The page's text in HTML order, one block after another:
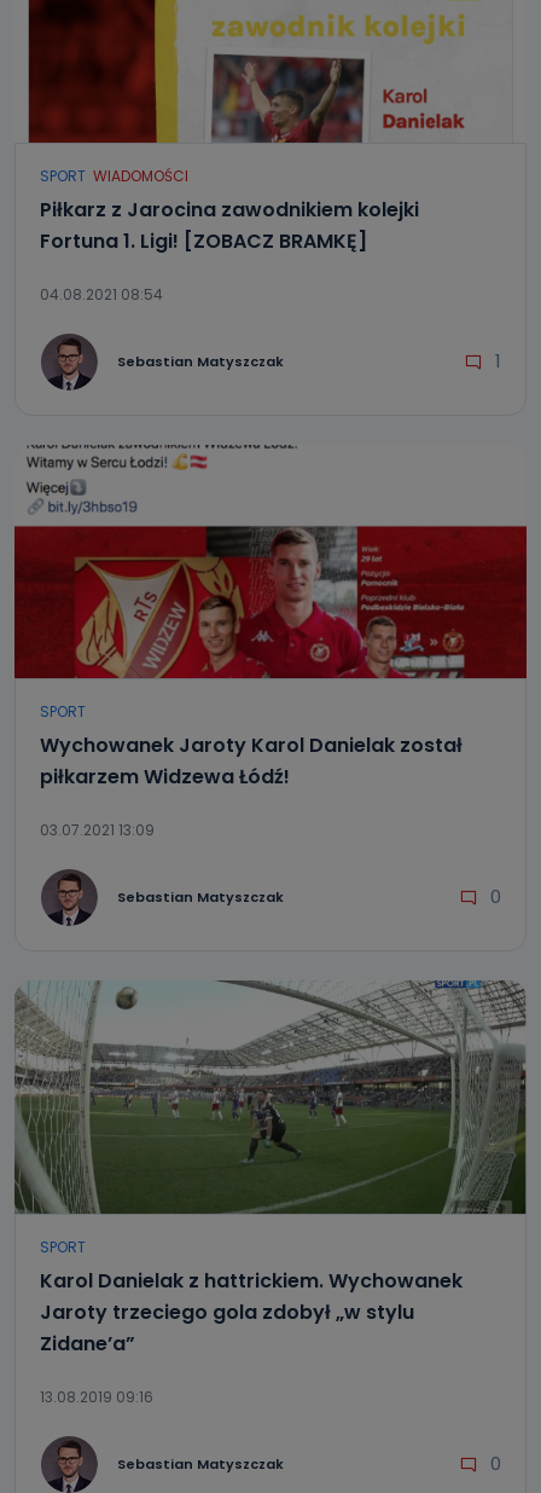
SPORT WIADOMOŚCI
Piłkarz z Jarocina zawodnikiem kolejki
Fortuna 1. Ligi! [ZOBACZ BRAMKĘ]
04.08.2021 08:54
Sebastian Matyszczak 1
SPORT
Wychowanek Jaroty Karol Danielak został
piłkarzem Widzewa Łódź!
03.07.2021 13:09
Sebastian Matyszczak 0
SPORT
Karol Danielak z hattrickiem. Wychowanek
Jaroty trzeciego gola zdobył „w stylu
Zidane’a”
13.08.2019 09:16
Sebastian Matyszczak 0